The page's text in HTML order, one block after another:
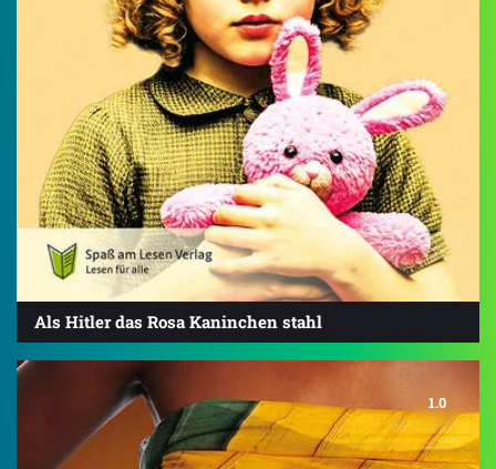
Als Hitler das Rosa Kaninchen stahl
1.0